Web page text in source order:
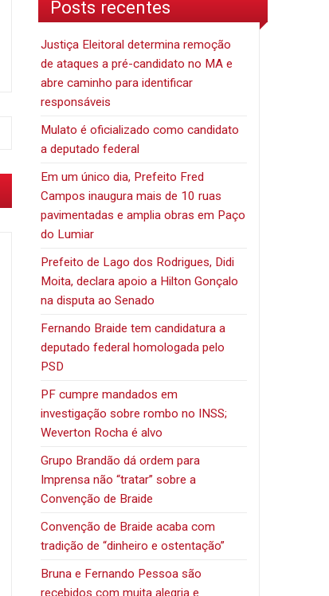
Posts recentes
Justiça Eleitoral determina remoção
de ataques a pré-candidato no MA e
abre caminho para identificar
responsáveis
Mulato é oficializado como candidato
a deputado federal
Em um único dia, Prefeito Fred
Campos inaugura mais de 10 ruas
pavimentadas e amplia obras em Paço
do Lumiar
Prefeito de Lago dos Rodrigues, Didi
Moita, declara apoio a Hilton Gonçalo
na disputa ao Senado
Fernando Braide tem candidatura a
deputado federal homologada pelo
PSD
PF cumpre mandados em
investigação sobre rombo no INSS;
Weverton Rocha é alvo
Grupo Brandão dá ordem para
Imprensa não “tratar” sobre a
Convenção de Braide
Convenção de Braide acaba com
tradição de “dinheiro e ostentação”
Bruna e Fernando Pessoa são
recebidos com muita alegria e